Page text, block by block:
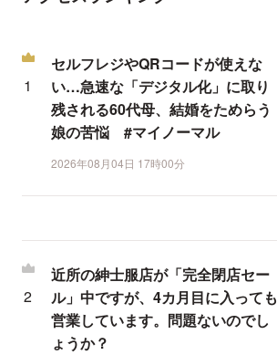
セルフレジやQRコードが使えな
い…急速な「デジタル化」に取り
残される60代母、結婚をためらう
娘の苦悩 #マイノーマル
2026年08月04日 17時00分
近所の紳士服店が「完全閉店セー
ル」中ですが、4カ月目に入っても
営業しています。問題ないのでし
ょうか？